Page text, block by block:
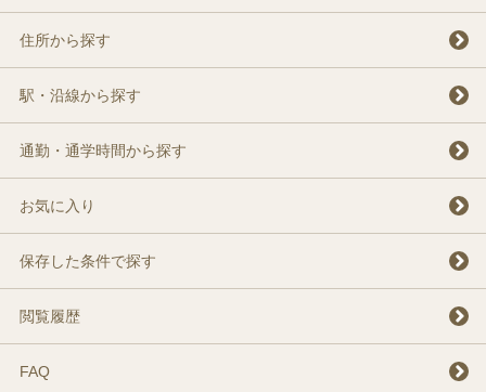
住所から探す
駅・沿線から探す
通勤・通学時間から探す
お気に入り
保存した条件で探す
閲覧履歴
FAQ